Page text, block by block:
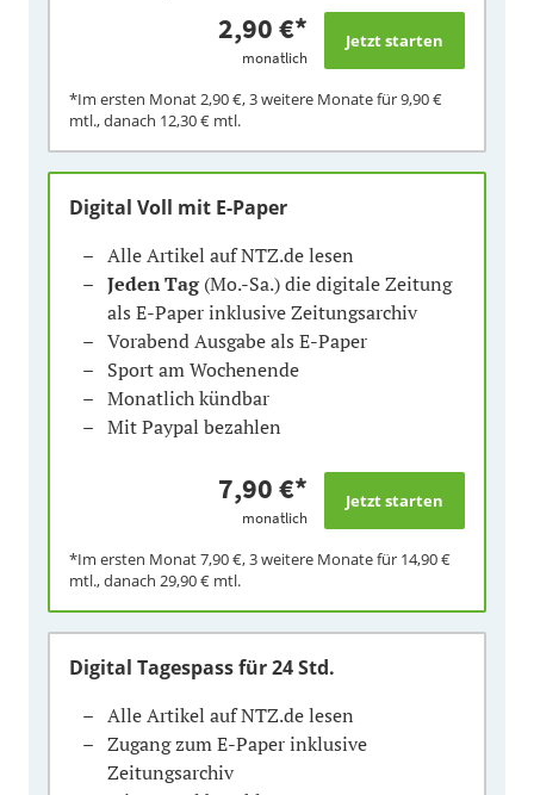
2,90 €*
monatlich
*Im ersten Monat2,90 €, 3 weitere Monate für9,90 €
mtl., danach 12,30 € mtl.
Digital Voll mit E-Paper
Alle Artikel auf NTZ.de lesen
Jeden Tag(Mo.-Sa.) die digitale Zeitung
als E-Paper inklusive Zeitungsarchiv
Vorabend Ausgabe als E-Paper
Sport am Wochenende
Monatlich kündbar
Mit Paypal bezahlen
7,90 €*
monatlich
*Im ersten Monat7,90 €, 3 weitere Monate für 14,90 €
mtl., danach 29,90 € mtl.
Digital Tagespassfür 24 Std.
Alle Artikel auf NTZ.de lesen
Zugang zum E-Paper inklusive
Zeitungsarchiv